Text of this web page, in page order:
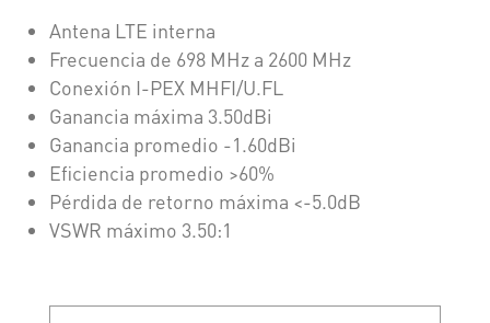
Antena LTE interna
Frecuencia de 698 MHz a 2600 MHz
Conexión I-PEX MHFI/U.FL
Ganancia máxima 3.50dBi
Ganancia promedio -1.60dBi
Eficiencia promedio >60%
Pérdida de retorno máxima <-5.0dB
VSWR máximo 3.50:1